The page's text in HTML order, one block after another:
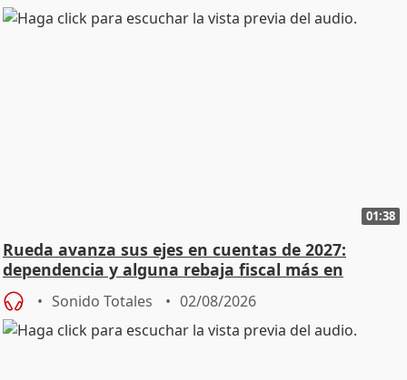
01:38
Rueda avanza sus ejes en cuentas de 2027:
dependencia y alguna rebaja fiscal más en
vivienda
Sonido Totales 02/08/2026